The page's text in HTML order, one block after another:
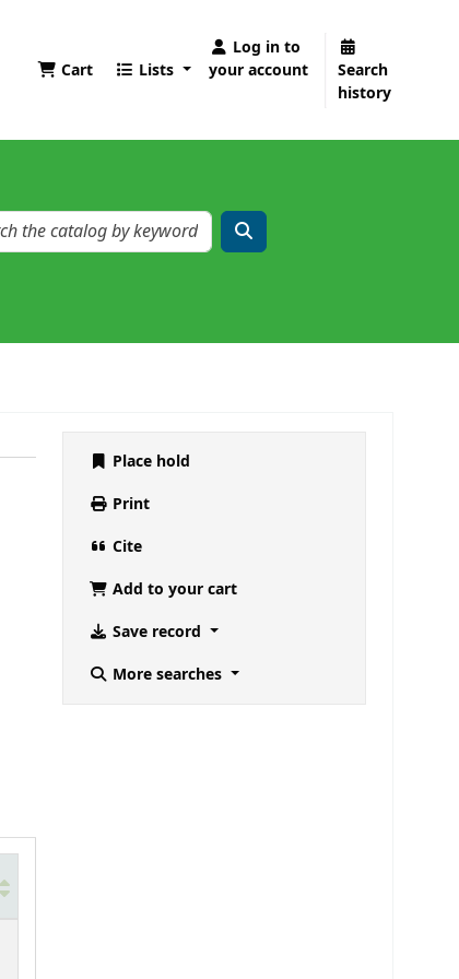
Cart Lists
Log in to
your account
Search
history
Place hold
Print
Cite
Add to your cart
Save record
More searches